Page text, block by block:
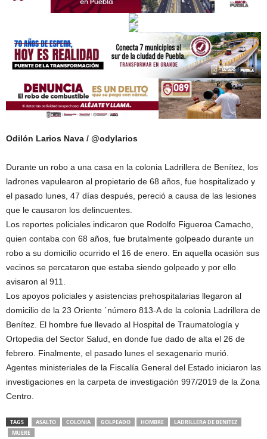
Odilón Larios Nava / @odylarios
Durante un robo a una casa en la colonia Ladrillera de Benítez, los
ladrones vapulearon al propietario de 68 años, fue hospitalizado y
el pasado lunes, 47 días después, pereció a causa de las lesiones
que le causaron los delincuentes.
Los reportes policiales indicaron que Rodolfo Figueroa Camacho,
quien contaba con 68 años, fue brutalmente golpeado durante un
robo a su domicilio ocurrido el 16 de enero. En aquella ocasión sus
vecinos se percataron que estaba siendo golpeado y por ello
avisaron al 911.
Los apoyos policiales y asistencias prehospitalarias llegaron al
domicilio de la 23 Oriente ´número 813-A de la colonia Ladrillera de
Benítez. El hombre fue llevado al Hospital de Traumatología y
Ortopedia del Sector Salud, en donde fue dado de alta el 26 de
febrero. Finalmente, el pasado lunes el sexagenario murió.
Agentes ministeriales de la Fiscalía General del Estado iniciaron las
investigaciones en la carpeta de investigación 997/2019 de la Zona
Centro.
TAGS ASALTO COLONIA GOLPEADO HOMBRE
LADRILLERA DE BENITEZ
MUERE